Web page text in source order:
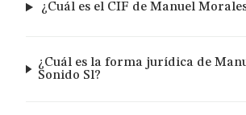
¿Cuál es el CIF de Manuel
¿Cuál es la forma jurídica de
Sonido Sl?